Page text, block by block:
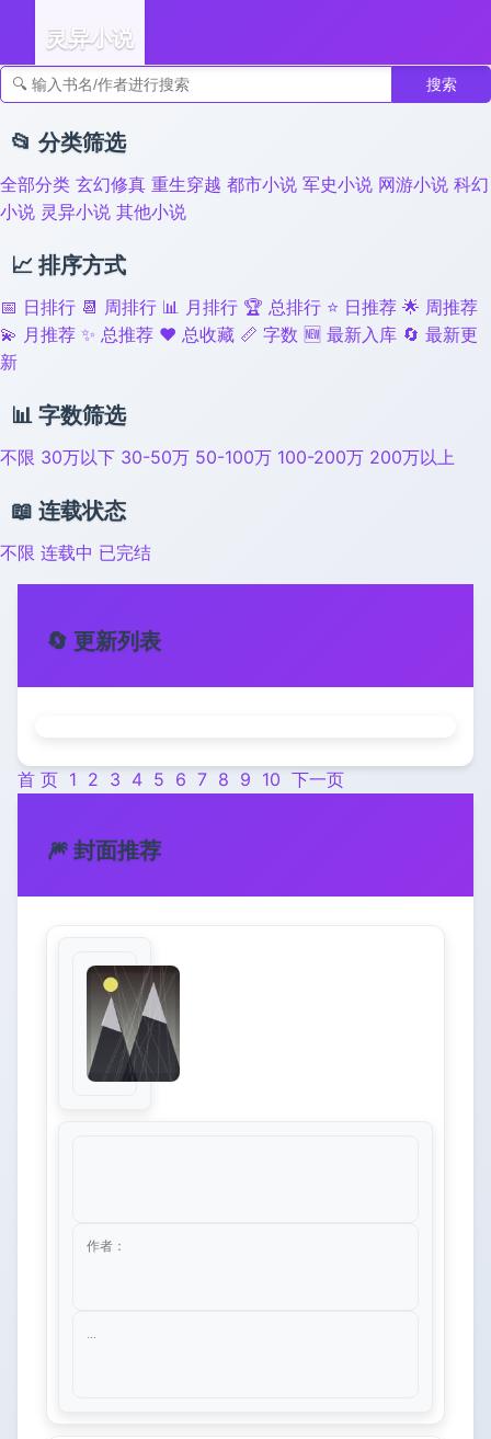
灵异小说
搜索
📂 分类筛选
全部分类 玄幻修真 重生穿越 都市小说 军史小说 网游小说 科幻
小说 灵异小说 其他小说
📈 排序方式
📅 日排行 📆 周排行 📊 月排行 🏆 总排行 ⭐ 日推荐 🌟 周推荐
💫 月推荐 ✨ 总推荐 ❤️ 总收藏 📏 字数 🆕 最新入库 🔄 最新更
新
📊 字数筛选
不限 30万以下 30-50万 50-100万 100-200万 200万以上
📖 连载状态
不限 连载中 已完结
🔄 更新列表
首 页 1 2 3 4 5 6 7 8 9 10 下一页
🎆 封面推荐
作者：
...